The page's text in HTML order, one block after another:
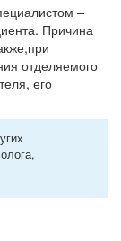
–
Причина
отделяемого
его